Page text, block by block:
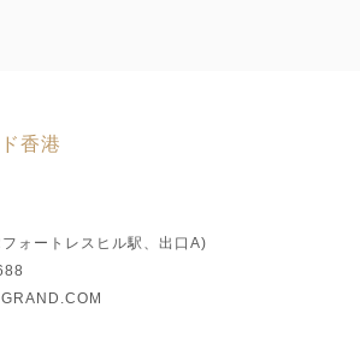
香港
ォートレスヒル駅、出口A)